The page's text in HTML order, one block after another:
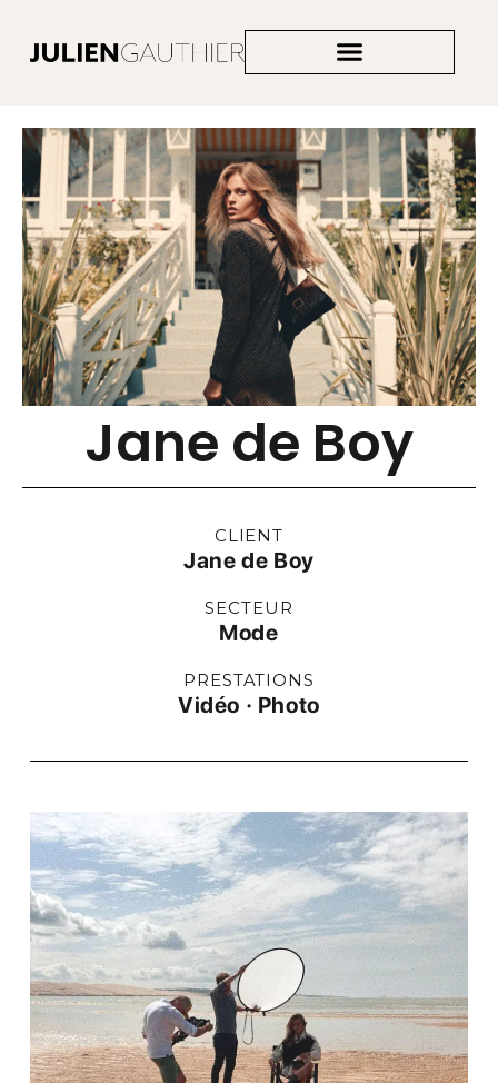
Jane de Boy
CLIENT
Jane de Boy
SECTEUR
Mode
PRESTATIONS
Vidéo · Photo